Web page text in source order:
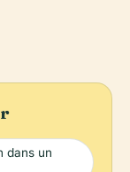
dans un